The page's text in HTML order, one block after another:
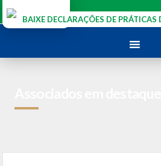
para
BAIXE DECLARAÇÕES DE PRÁTICAS